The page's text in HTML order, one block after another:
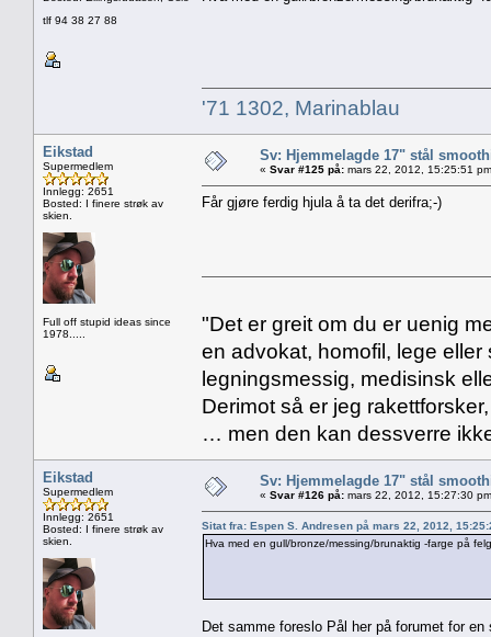
tlf 94 38 27 88
'71 1302, Marinablau
Eikstad
Supermedlem
Innlegg: 2651
Bosted: I finere strøk av
skien.
Full off stupid ideas since
1978.....
Sv: Hjemmelagde 17" stål
« Svar #125 på: mars 22, 2012, 15:25:51
Får gjøre ferdig hjula å ta det derifra;-)
"Det er greit om du er uenig
en advokat, homofil, lege
legningsmessig, medisinsk
Derimot så er jeg
… men den kan dessverre
Eikstad
Supermedlem
Innlegg: 2651
Bosted: I finere strøk av
skien.
Sv: Hjemmelagde 17" stål
« Svar #126 på: mars 22, 2012, 15:27:30
Sitat fra: Espen S. Andresen på mars 22, 2012,
Hva med en gull/bronze/messing/brunaktig -farge på
Det samme foreslo Pål her på forumet for